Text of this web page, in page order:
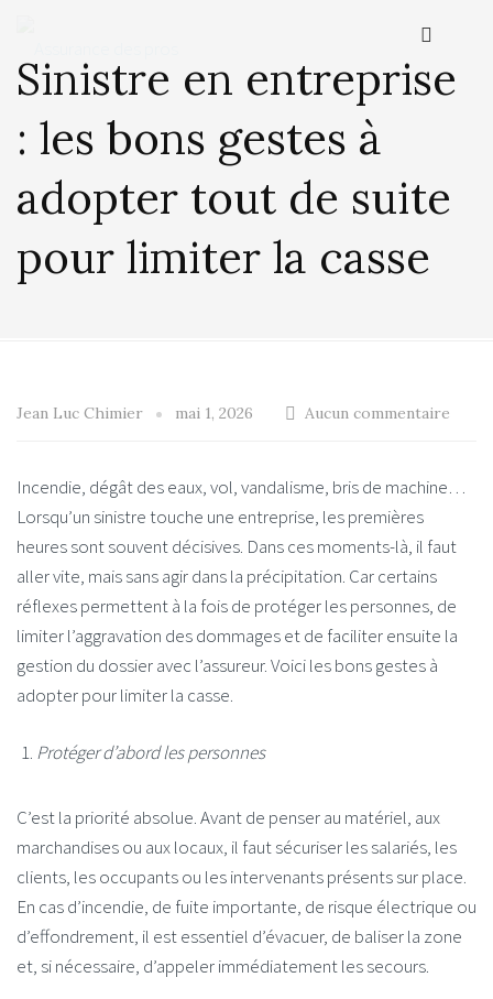
Sinistre en entreprise
: les bons gestes à
adopter tout de suite
pour limiter la casse
Jean Luc Chimier mai 1, 2026 Aucun commentaire
Incendie, dégât des eaux, vol, vandalisme, bris de machine…
Lorsqu’un sinistre touche une entreprise, les premières
heures sont souvent décisives. Dans ces moments-là, il faut
aller vite, mais sans agir dans la précipitation. Car certains
réflexes permettent à la fois de protéger les personnes, de
limiter l’aggravation des dommages et de faciliter ensuite la
gestion du dossier avec l’assureur. Voici les bons gestes à
adopter pour limiter la casse.
Protéger d’abord les personnes
C’est la priorité absolue. Avant de penser au matériel, aux
marchandises ou aux locaux, il faut sécuriser les salariés, les
clients, les occupants ou les intervenants présents sur place.
En cas d’incendie, de fuite importante, de risque électrique ou
d’effondrement, il est essentiel d’évacuer, de baliser la zone
et, si nécessaire, d’appeler immédiatement les secours.